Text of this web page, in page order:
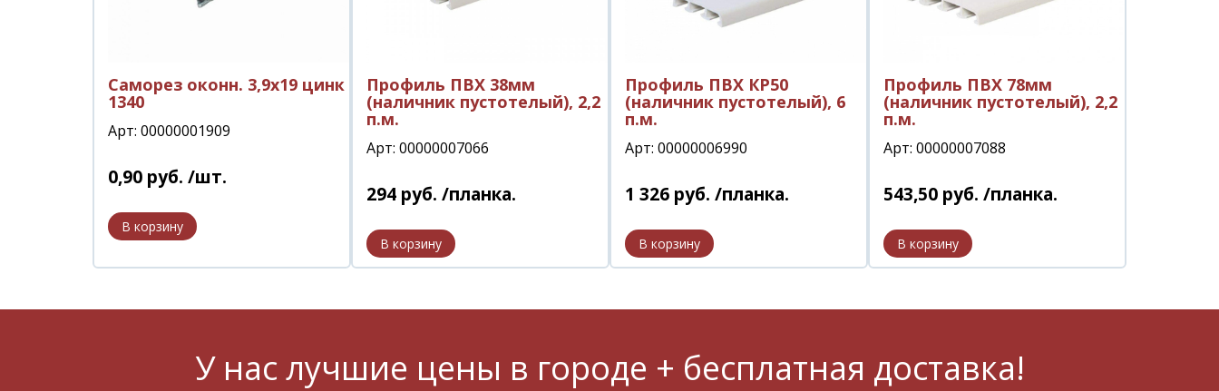
Саморез оконн. 3,9х19 цинк
1340
Арт: 00000001909
0,90 руб. /шт.
Профиль ПВХ 38мм
(наличник пустотелый), 2,2
п.м.
Арт: 00000007066
294 руб. /планка.
Профиль ПВХ КР50
(наличник пустотелый), 6
п.м.
Арт: 00000006990
1 326 руб. /планка.
Профиль ПВХ 78мм
(наличник пустотелый), 2,2
п.м.
Арт: 00000007088
543,50 руб. /планка.
У нас лучшие цены в городе + бесплатная доставка!